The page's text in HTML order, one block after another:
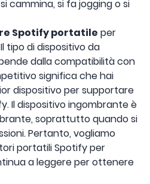
cammina, si fa jogging o si
Spotify portatile per
tipo di dispositivo da
dalla compatibilità con
significa che hai
dispositivo per supportare
Il dispositivo ingombrante è
soprattutto quando si
Pertanto, vogliamo
portatili Spotify per
a leggere per ottenere